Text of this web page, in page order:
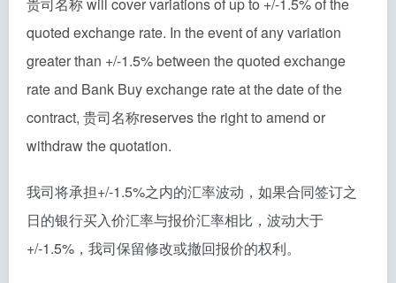
quoted exchange rate. In the event of any variation
greater than +/-1.5% between the quoted exchange
rate and Bank Buy exchange rate at the date of the
contract, 贵司名称reserves the right to amend or
withdraw the quotation.
我司将承担+/-1.5%之内的汇率波动，如果合同签订之
日的银行买入价汇率与报价汇率相比，波动大于
+/-1.5%，我司保留修改或撤回报价的权利。